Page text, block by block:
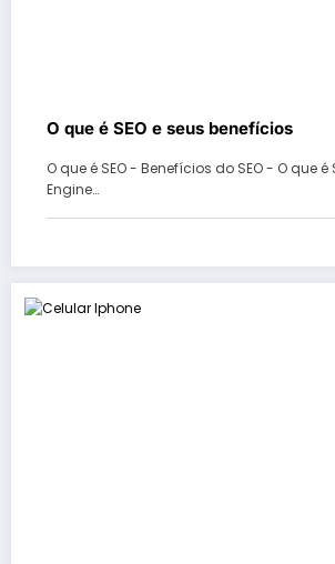
O que é SEO e seus benefícios
O que é SEO - Benefícios do SEO - O que é
Engine…